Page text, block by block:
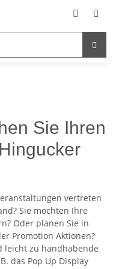
Sie Ihren
vertreten
Sie möchten Ihre
Oder planen Sie in
Promotion Aktionen?
leicht zu handhabende
das Pop Up Display